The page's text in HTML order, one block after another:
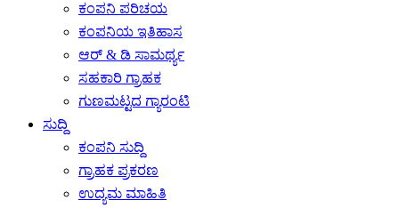
ಕಂಪನಿ ಪರಿಚಯ
ಕಂಪನಿಯ ಇತಿಹಾಸ
ಆರ್ & ಡಿ ಸಾಮರ್ಥ್ಯ
ಸಹಕಾರಿ ಗ್ರಾಹಕ
ಗುಣಮಟ್ಟದ ಗ್ಯಾರಂಟಿ
ಸುದ್ದಿ
ಕಂಪನಿ ಸುದ್ದಿ
ಗ್ರಾಹಕ ಪ್ರಕರಣ
ಉದ್ಯಮ ಮಾಹಿತಿ